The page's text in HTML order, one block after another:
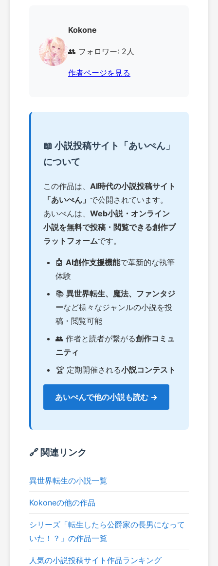
Kokone
👥 フォロワー: 2人
作者ページを見る
📖 小説投稿サイト「あいぺん」
について
この作品は、 AI時代の小説投稿サイト
「あいぺん」 で公開されています。
あいぺんは、 Web小説・オンライン
小説を無料で投稿・閲覧できる創作プ
ラットフォームです。
🤖 AI創作支援機能で革新的な執筆
体験
📚 異世界転生、魔法、ファンタジ
ーなど様々なジャンルの小説を投
稿・閲覧可能
👥 作者と読者が繋がる創作コミュ
ニティ
🏆 定期開催される小説コンテスト
あいぺんで他の小説も読む →
🔗 関連リンク
異世界転生の小説一覧
Kokoneの他の作品
シリーズ「転生したら公爵家の長男になって
いた！？」の作品一覧
人気の小説投稿サイト作品ランキング